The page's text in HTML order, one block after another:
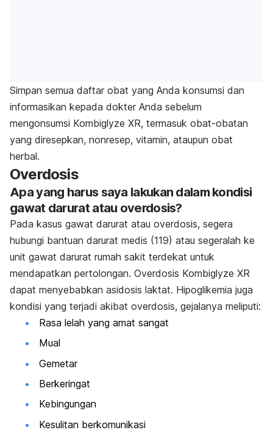
Simpan semua daftar obat yang Anda konsumsi dan
informasikan kepada dokter Anda sebelum
mengonsumsi Kombiglyze XR, termasuk obat-obatan
yang diresepkan, nonresep, vitamin, ataupun obat
herbal.
Overdosis
Apa yang harus saya lakukan dalam kondisi
gawat darurat atau overdosis?
Pada kasus gawat darurat atau overdosis, segera
hubungi bantuan darurat medis (119) atau segeralah ke
unit gawat darurat rumah sakit terdekat untuk
mendapatkan pertolongan. Overdosis Kombiglyze XR
dapat menyebabkan asidosis laktat. Hipoglikemia juga
kondisi yang terjadi akibat overdosis, gejalanya meliputi:
Rasa lelah yang amat sangat
Mual
Gemetar
Berkeringat
Kebingungan
Kesulitan berkomunikasi